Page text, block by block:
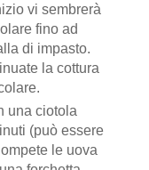
vi sembrerà
fino ad
di impasto.
la cottura
una ciotola
(può essere
le uova